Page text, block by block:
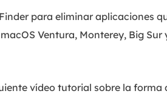
para eliminar aplicaciones
Ventura, Monterey, Big Sur
vídeo tutorial sobre la forma